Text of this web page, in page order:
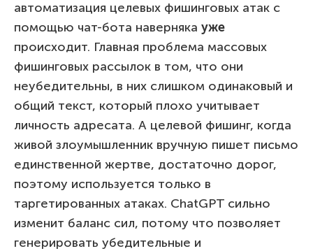
автоматизация целевых фишинговых атак с
помощью чат-бота наверняка уже
происходит. Главная проблема массовых
фишинговых рассылок в том, что они
неубедительны, в них слишком одинаковый и
общий текст, который плохо учитывает
личность адресата. А целевой фишинг, когда
живой злоумышленник вручную пишет письмо
единственной жертве, достаточно дорог,
поэтому используется только в
таргетированных атаках. ChatGPT сильно
изменит баланс сил, потому что позволяет
генерировать убедительные и